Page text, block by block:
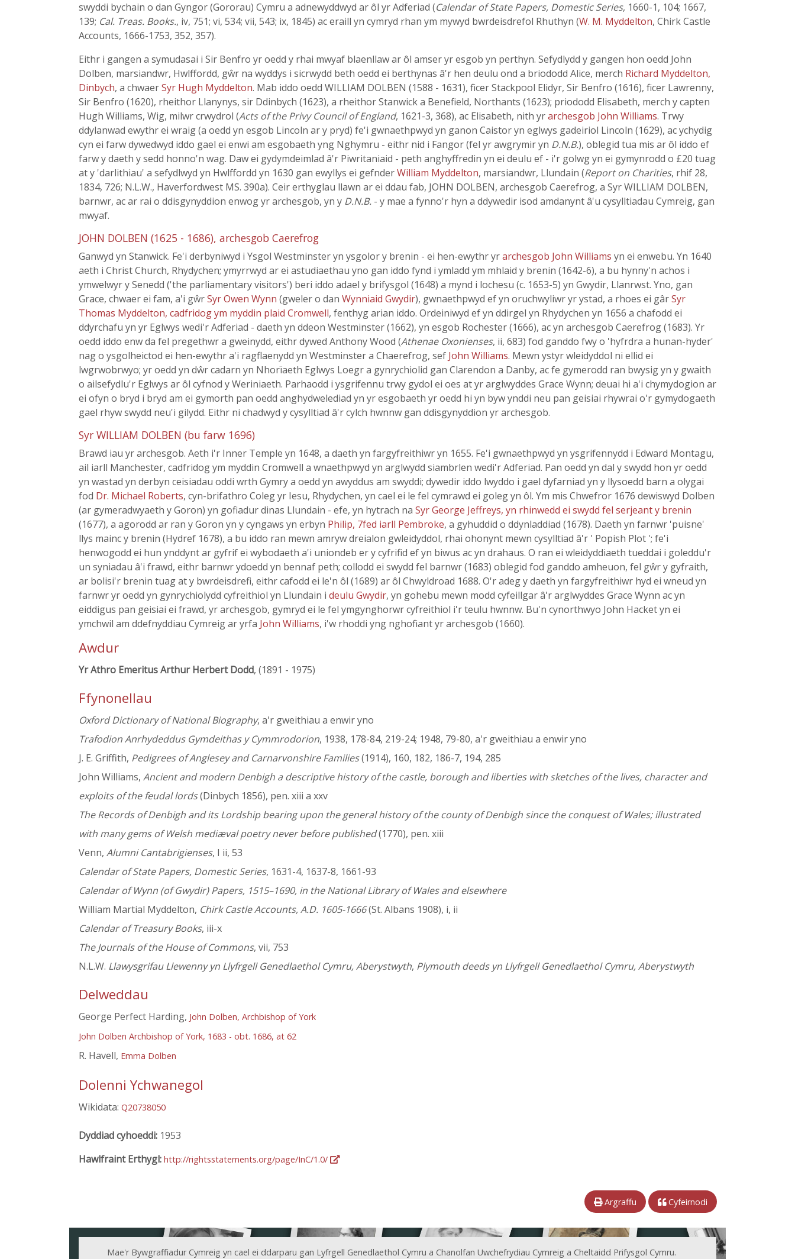
swyddi bychain o dan Gyngor (Gororau) Cymru a adnewyddwyd ar ôl yr Adferiad (Calendar of State Papers, Domestic Series, 1660-1, 104; 1667,
139; Cal. Treas. Books., iv, 751; vi, 534; vii, 543; ix, 1845) ac eraill yn cymryd rhan ym mywyd bwrdeisdrefol Rhuthyn (W. M. Myddelton, Chirk Castle
Accounts, 1666-1753, 352, 357).
Eithr i gangen a symudasai i Sir Benfro yr oedd y rhai mwyaf blaenllaw ar ôl amser yr esgob yn perthyn. Sefydlydd y gangen hon oedd John
Dolben, marsiandwr, Hwlffordd, gŵr na wyddys i sicrwydd beth oedd ei berthynas â'r hen deulu ond a briododd Alice, merch Richard Myddelton,
Dinbych, a chwaerSyr Hugh Myddelton. Mab iddo oedd WILLIAM DOLBEN (1588 - 1631), ficer Stackpool Elidyr, Sir Benfro (1616), ficer Lawrenny,
Sir Benfro (1620), rheithor Llanynys, sir Ddinbych (1623), a rheithor Stanwick a Benefield, Northants (1623); priododd Elisabeth, merch y capten
Hugh Williams, Wig, milwr crwydrol (Acts of the Privy Council of England, 1621-3, 368), ac Elisabeth, nith yrarchesgob John Williams. Trwy
ddylanwad ewythr ei wraig (a oedd yn esgob Lincoln ar y pryd) fe'i gwnaethpwyd yn ganon Caistor yn eglwys gadeiriol Lincoln (1629), ac ychydig
cyn ei farw dywedwyd iddo gael ei enwi am esgobaeth yng Nghymru - eithr nid i Fangor (fel yr awgrymir yn D.N.B.), oblegid tua mis ar ôl iddo ef
farw y daeth y sedd honno'n wag. Daw ei gydymdeimlad â'r Piwritaniaid - peth anghyffredin yn ei deulu ef - i'r golwg yn ei gymynrodd o £20 tuag
at y 'darlithiau' a sefydlwyd yn Hwlffordd yn 1630 gan ewyllys ei gefnderWilliam Myddelton, marsiandwr, Llundain (Report on Charities, rhif 28,
1834, 726; N.L.W., Haverfordwest MS. 390a). Ceir erthyglau llawn ar ei ddau fab, JOHN DOLBEN, archesgob Caerefrog, a Syr WILLIAM DOLBEN,
barnwr, ac ar rai o ddisgynyddion enwog yr archesgob, yn y D.N.B. - y mae a fynno'r hyn a ddywedir isod amdanynt â'u cysylltiadau Cymreig, gan
mwyaf.
JOHN DOLBEN (1625 - 1686), archesgob Caerefrog
Ganwyd yn Stanwick. Fe'i derbyniwyd i Ysgol Westminster yn ysgolor y brenin - ei hen-ewythr yrarchesgob John Williams yn ei enwebu. Yn 1640
aeth i Christ Church, Rhydychen; ymyrrwyd ar ei astudiaethau yno gan iddo fynd i ymladd ym mhlaid y brenin (1642-6), a bu hynny'n achos i
ymwelwyr y Senedd ('the parliamentary visitors') beri iddo adael y brifysgol (1648) a mynd i lochesu (c. 1653-5) yn Gwydir, Llanrwst. Yno, gan
Grace, chwaer ei fam, a'i gŵrSyr Owen Wynn (gweler o dan Wynniaid Gwydir), gwnaethpwyd ef yn oruchwyliwr yr ystad, a rhoes ei gârSyr
Thomas Myddelton, cadfridog ym myddin plaid Cromwell, fenthyg arian iddo. Ordeiniwyd ef yn ddirgel yn Rhydychen yn 1656 a chafodd ei
ddyrchafu yn yr Eglwys wedi'r Adferiad - daeth yn ddeon Westminster (1662), yn esgob Rochester (1666), ac yn archesgob Caerefrog (1683). Yr
oedd iddo enw da fel pregethwr a gweinydd, eithr dywed Anthony Wood (Athenae Oxonienses, ii, 683) fod ganddo fwy o 'hyfrdra a hunan-hyder'
nag o ysgolheictod ei hen-ewythr a'i ragflaenydd yn Westminster a Chaerefrog, sef John Williams. Mewn ystyr wleidyddol ni ellid ei
lwgrwobrwyo; yr oedd yn dŵr cadarn yn Nhorïaeth Eglwys Loegr a gynrychiolid gan Clarendon a Danby, ac fe gymerodd ran bwysig yn y gwaith
o ailsefydlu'r Eglwys ar ôl cyfnod y Weriniaeth. Parhaodd i ysgrifennu trwy gydol ei oes at yr arglwyddes Grace Wynn; deuai hi a'i chymydogion ar
ei ofyn o bryd i bryd am ei gymorth pan oedd anghydwelediad yn yr esgobaeth yr oedd hi yn byw ynddi neu pan geisiai rhywrai o'r gymydogaeth
gael rhyw swydd neu'i gilydd. Eithr ni chadwyd y cysylltiad â'r cylch hwnnw gan ddisgynyddion yr archesgob.
Syr WILLIAM DOLBEN (bu farw 1696)
Brawd iau yr archesgob. Aeth i'r Inner Temple yn 1648, a daeth yn fargyfreithiwr yn 1655. Fe'i gwnaethpwyd yn ysgrifennydd i Edward Montagu,
ail iarll Manchester, cadfridog ym myddin Cromwell a wnaethpwyd yn arglwydd siambrlen wedi'r Adferiad. Pan oedd yn dal y swydd hon yr oedd
yn wastad yn derbyn ceisiadau oddi wrth Gymry a oedd yn awyddus am swyddi; dywedir iddo lwyddo i gael dyfarniad yn y llysoedd barn a olygai
fod Dr. Michael Roberts, cyn-brifathro Coleg yr Iesu, Rhydychen, yn cael ei le fel cymrawd ei goleg yn ôl. Ym mis Chwefror 1676 dewiswyd Dolben
(ar gymeradwyaeth y Goron) yn gofiadur dinas Llundain - efe, yn hytrach na Syr George Jeffreys, yn rhinwedd ei swydd fel serjeant y brenin
(1677), a agorodd ar ran y Goron yn y cyngaws yn erbyn Philip, 7fed iarll Pembroke, a gyhuddid o ddynladdiad (1678). Daeth yn farnwr 'puisne'
llys mainc y brenin (Hydref 1678), a bu iddo ran mewn amryw dreialon gwleidyddol, rhai ohonynt mewn cysylltiad â'r ' Popish Plot '; fe'i
henwogodd ei hun ynddynt ar gyfrif ei wybodaeth a'i uniondeb er y cyfrifid ef yn biwus ac yn drahaus. O ran ei wleidyddiaeth tueddai i goleddu'r
un syniadau â'i frawd, eithr barnwr ydoedd yn bennaf peth; collodd ei swydd fel barnwr (1683) oblegid fod ganddo amheuon, fel gŵr y gyfraith,
ar bolisi'r brenin tuag at y bwrdeisdrefi, eithr cafodd ei le'n ôl (1689) ar ôl Chwyldroad 1688. O'r adeg y daeth yn fargyfreithiwr hyd ei wneud yn
farnwr yr oedd yn gynrychiolydd cyfreithiol yn Llundain i deulu Gwydir, yn gohebu mewn modd cyfeillgar â'r arglwyddes Grace Wynn ac yn
eiddigus pan geisiai ei frawd, yr archesgob, gymryd ei le fel ymgynghorwr cyfreithiol i'r teulu hwnnw. Bu'n cynorthwyo John Hacket yn ei
ymchwil am ddefnyddiau Cymreig ar yrfa John Williams, i'w rhoddi yng nghofiant yr archesgob (1660).
Awdur
Yr Athro Emeritus Arthur Herbert Dodd, (1891 - 1975)
Ffynonellau
Oxford Dictionary of National Biography, a'r gweithiau a enwir yno
Trafodion Anrhydeddus Gymdeithas y Cymmrodorion, 1938, 178-84, 219-24; 1948, 79-80, a'r gweithiau a enwir yno
J. E. Griffith, Pedigrees of Anglesey and Carnarvonshire Families(1914), 160, 182, 186-7, 194, 285
John Williams, Ancient and modern Denbigh a descriptive history of the castle, borough and liberties with sketches of the lives, character and
exploits of the feudal lords(Dinbych 1856), pen. xiii a xxv
The Records of Denbigh and its Lordship bearing upon the general history of the county of Denbigh since the conquest of Wales; illustrated
with many gems of Welsh mediæval poetry never before published(1770), pen. xiii
Venn, Alumni Cantabrigienses, I ii, 53
Calendar of State Papers, Domestic Series, 1631-4, 1637-8, 1661-93
Calendar of Wynn (of Gwydir) Papers, 1515–1690, in the National Library of Wales and elsewhere
William Martial Myddelton, Chirk Castle Accounts, A.D. 1605-1666(St. Albans 1908), i, ii
Calendar of Treasury Books, iii-x
The Journals of the House of Commons, vii, 753
N.L.W. Llawysgrifau Llewenny yn Llyfrgell Genedlaethol Cymru, Aberystwyth, Plymouth deeds yn Llyfrgell Genedlaethol Cymru, Aberystwyth
Delweddau
George Perfect Harding, John Dolben, Archbishop of York
John Dolben Archbishop of York, 1683 - obt. 1686, at 62
R. Havell, Emma Dolben
Dolenni Ychwanegol
Wikidata: Q20738050
Dyddiad cyhoeddi: 1953
Hawlfraint Erthygl: http://rightsstatements.org/page/InC/1.0/
Argraffu Cyfeirnodi
Mae'r Bywgraffiadur Cymreig yn cael ei ddarparu gan Lyfrgell Genedlaethol Cymru a Chanolfan Uwchefrydiau Cymreig a Cheltaidd Prifysgol Cymru.